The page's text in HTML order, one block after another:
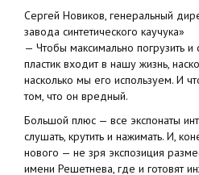
Сергей Новиков, генеральный
завода синтетического каучука»
— Чтобы максимально погрузить и
пластик входит в нашу жизнь,
насколько мы его используем. И
том, что он вредный.
Большой плюс — все экспонаты
слушать, крутить и нажимать. И,
нового — не зря экспозиция
имени Решетнева, где и готовят